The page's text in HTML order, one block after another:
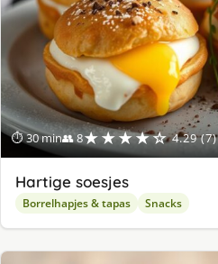
⏱ 30 min👥 8★★★★☆ 4.29 (7)
Hartige soesjes
Borrelhapjes & tapas Snacks